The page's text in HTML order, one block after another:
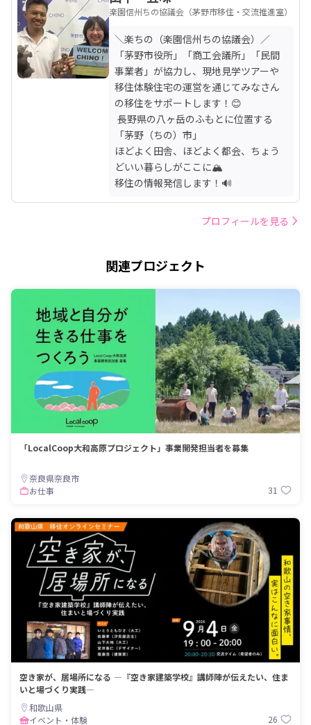
楽園信州ちの協議会（茅野市移住・交流推進室）
＼楽ちの（楽園信州ちの協議会）／
「茅野市役所」「商工会議所」「民間
事業者」が協力し、現地見学ツアーや
移住体験住宅の運営を通じてみなさん
の移住をサポートします！😊
「茅野（ちの）市」
ほどよく田舎、ほどよく都会、ちょう
どいい暮らしがここに🏔
移住の情報発信します！🔊
プロフィールを見る
関連プロジェクト
「LocalCoop大和高原プロジェクト」事業開発担当者を募集
奈良県奈良市
お仕事
31
空き家が、居場所になる ―『空き家建築学校』講師陣が伝えたい、住ま
いと場づくり実践―
和歌山県
イベント・体験
26